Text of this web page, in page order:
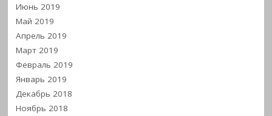
Июнь 2019
Май 2019
Апрель 2019
Март 2019
Февраль 2019
Январь 2019
Декабрь 2018
Ноябрь 2018